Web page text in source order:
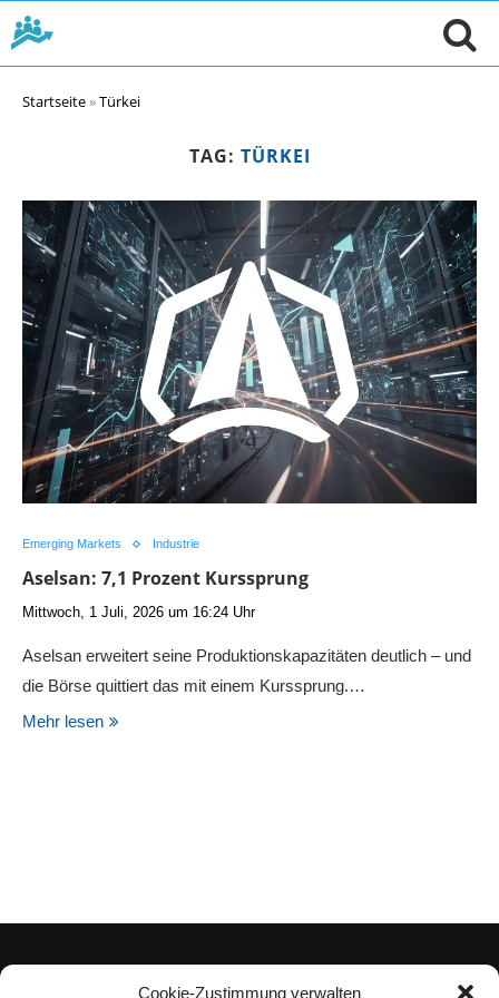
Cookie-Zustimmung verwalten
Startseite»Türkei
TAG: TÜRKEI
Emerging Markets Industrie
Aselsan: 7,1 Prozent Kurssprung
Mittwoch, 1 Juli, 2026 um 16:24 Uhr
Aselsan erweitert seine Produktionskapazitäten deutlich – und
die Börse quittiert das mit einem Kurssprung.…
Mehr lesen